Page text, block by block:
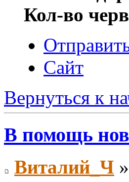
Кол-во
Сайт
Вернуться к
В помощь
Виталий_Ч